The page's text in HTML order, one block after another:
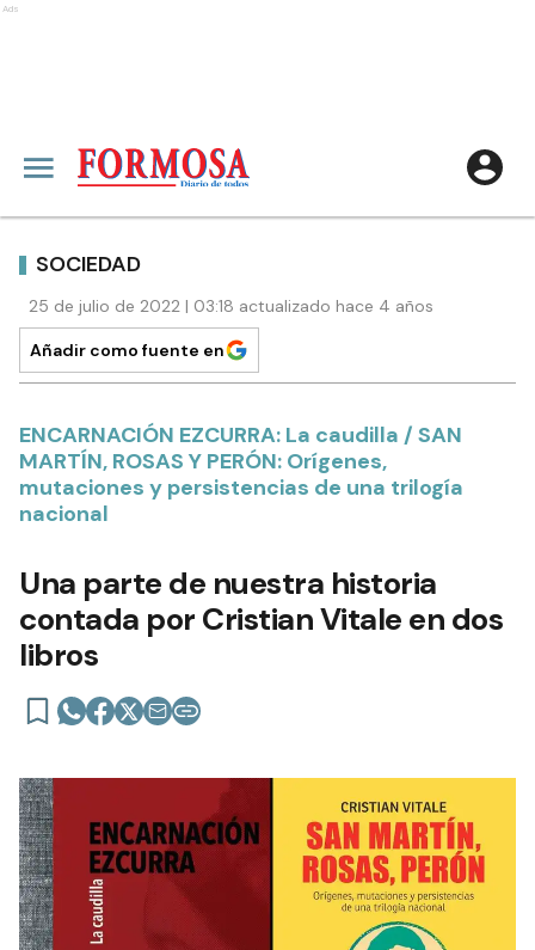
Ads
SOCIEDAD
25 de julio de 2022 | 03:18 actualizado hace 4 años
Añadir como fuente en
ENCARNACIÓN EZCURRA: La caudilla / SAN
MARTÍN, ROSAS Y PERÓN: Orígenes,
mutaciones y persistencias de una trilogía
nacional
Una parte de nuestra historia
contada por Cristian Vitale en dos
libros